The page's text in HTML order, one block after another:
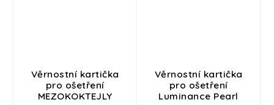
Věrnostní kartička
pro ošetření
MEZOKOKTEJLY
Věrnostní kartička
pro ošetření
Luminance Pearl